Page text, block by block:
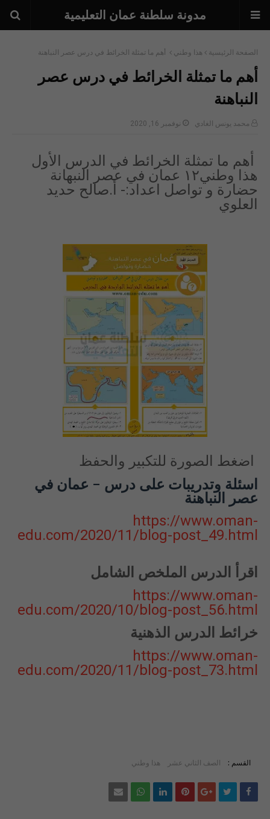
مدونة سلطنة عمان التعليمية
الصفحة الرئيسية هذا وطني أهم ما تمثلة الخرائط في درس عصر النباهنة
أهم ما تمثلة الخرائط في درس عصر
النباهنة
محمد يونس الغادي نوفمبر 16, 2020
أهم ما تمثلة الخرائط في الدرس الأول
هذا وطني١٢ عمان في عصر النبهانة
حضارة و تواصل اعداد:- أ.صالح حديد
العلوي
اضغط الصورة للتكبير والحفظ
اسئلة وتدريبات على درس - عمان في
عصر النباهنة
https://www.oman-
edu.com/2020/11/blog-post_49.html
اقرأ الدرس الملخص الشامل
https://www.oman-
edu.com/2020/10/blog-post_56.html
خرائط الدرس الذهنية
https://www.oman-
edu.com/2020/11/blog-post_73.html
القسم : الصف الثاني عشر هذا وطني